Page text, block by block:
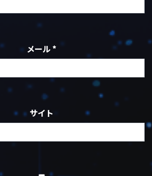
メール *
サイト